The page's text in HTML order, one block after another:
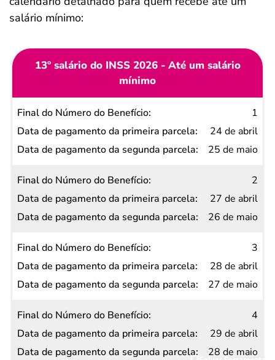
salário mínimo:
13º salário do INSS 2026 - Até um salário
mínimo
Final do
Número
do
Data de
pagamento
da
primeira
parcela
Data de
da
segunda
parcela
1
24 de abril
25 de maio
2
27 de abril
26 de maio
3
28 de abril
27 de maio
4
29 de abril
28 de maio